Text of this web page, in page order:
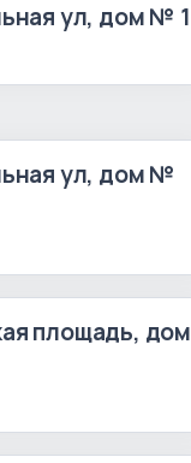
ул, дом № 1
ул, дом №
площадь, дом